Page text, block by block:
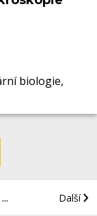
biologie,
... Další